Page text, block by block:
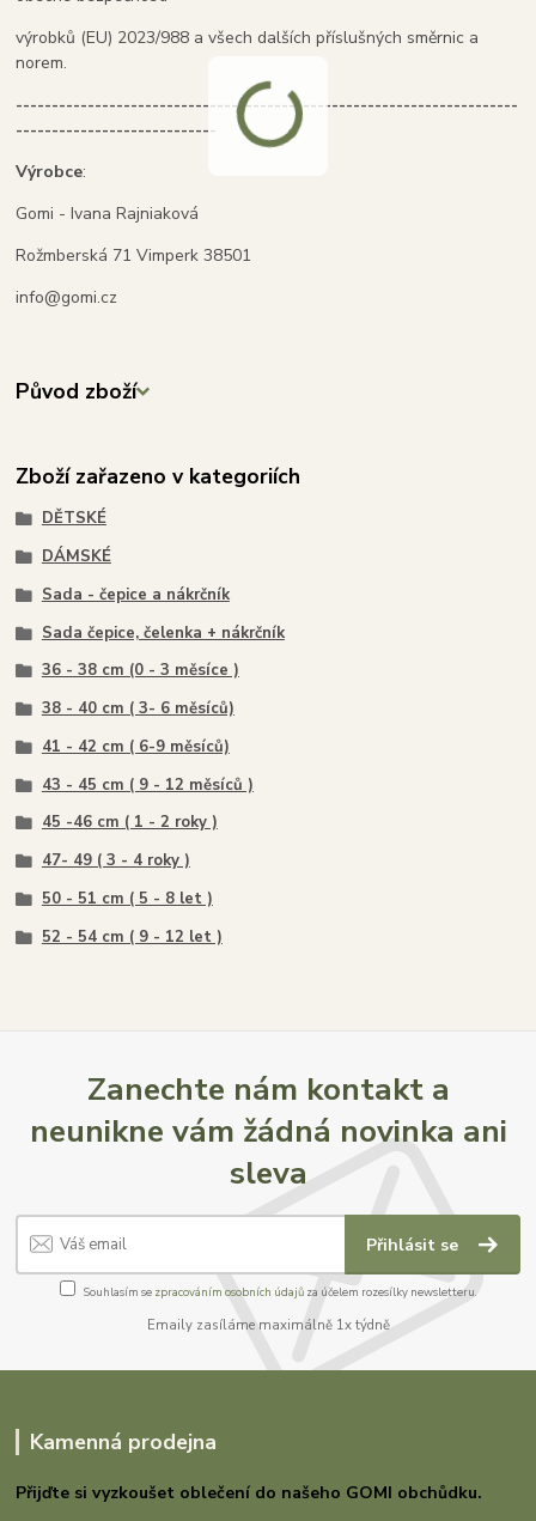
výrobků (EU) 2023/988 a všech dalších příslušných směrnic a
norem.
----------------------------------------------------------------------
----------------------------
Výrobce:
Gomi - Ivana Rajniaková
Rožmberská 71 Vimperk 38501
info@gomi.cz
Původ zboží
Zboží zařazeno v kategoriích
DĚTSKÉ
DÁMSKÉ
Sada - čepice a nákrčník
Sada čepice, čelenka + nákrčník
36 - 38 cm (0 - 3 měsíce )
38 - 40 cm ( 3- 6 měsíců)
41 - 42 cm ( 6-9 měsíců)
43 - 45 cm ( 9 - 12 měsíců )
45 -46 cm ( 1 - 2 roky )
47- 49 ( 3 - 4 roky )
50 - 51 cm ( 5 - 8 let )
52 - 54 cm ( 9 - 12 let )
Zanechte nám kontakt a
neunikne vám žádná novinka ani
sleva
Přihlásit se
Souhlasím se zpracováním osobních údajůza účelem rozesílky newsletteru.
Emaily zasíláme maximálně 1x týdně
Kamenná prodejna
Přijďte si vyzkoušet oblečení do našeho GOMI obchůdku.